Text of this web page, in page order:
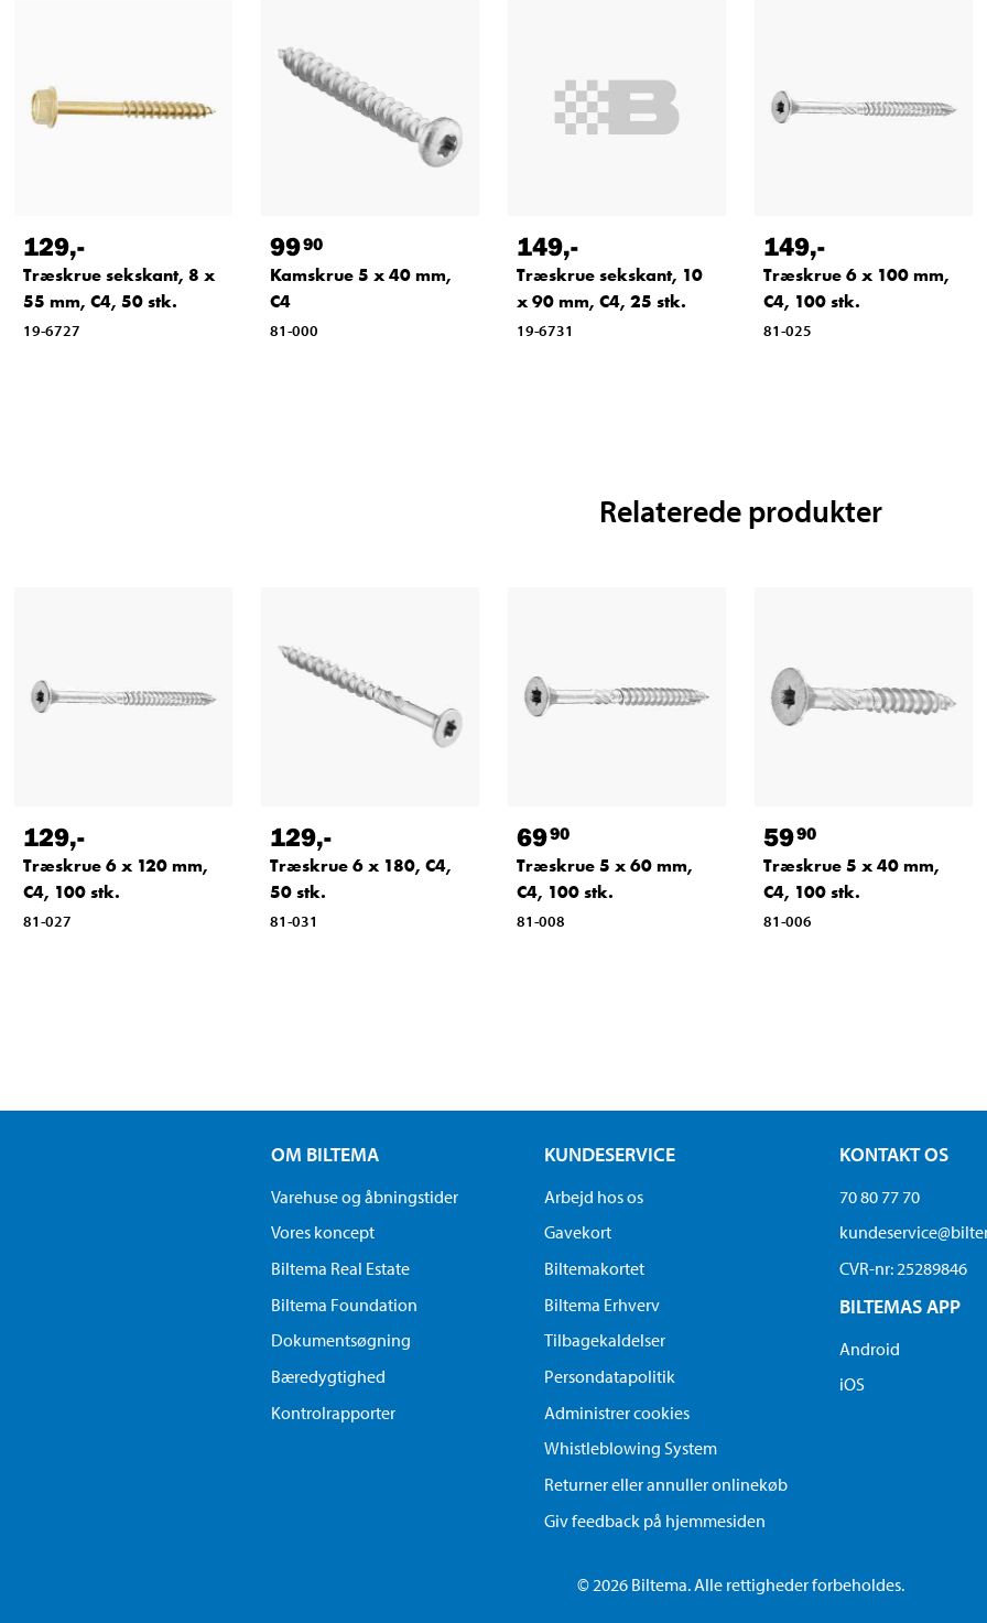
129,-
Træskrue sekskant, 8 x
55 mm, C4, 50 stk.
19-6727
9990
Kamskrue 5 x 40 mm,
C4
81-000
149,-
Træskrue sekskant, 10
x 90 mm, C4, 25 stk.
19-6731
149,-
Træskrue 6 x 100 mm,
C4, 100 stk.
81-025
Relaterede produkter
129,-
Træskrue 6 x 120 mm,
C4, 100 stk.
81-027
129,-
Træskrue 6 x 180, C4,
50 stk.
81-031
6990
Træskrue 5 x 60 mm,
C4, 100 stk.
81-008
5990
Træskrue 5 x 40 mm,
C4, 100 stk.
81-006
OM BILTEMA
Varehuse og åbningstider
Vores koncept
Biltema Real Estate
Biltema Foundation
Dokumentsøgning
Bæredygtighed
Kontrolrapporter
KUNDESERVICE
Arbejd hos os
Gavekort
Biltemakortet
Biltema Erhverv
Tilbagekaldelser
Persondatapolitik
Administrer cookies
Whistleblowing System
Returner eller annuller onlinekøb
Giv feedback på hjemmesiden
KONTAKT OS
70 80 77 70
CVR-nr: 25289846
BILTEMAS APP
Android
iOS
© 2026 Biltema. Alle rettigheder forbeholdes.